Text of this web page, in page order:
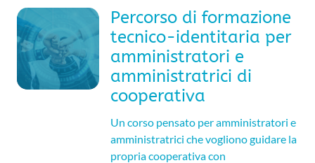
Percorso di formazione
tecnico-identitaria per
amministratori e
amministratrici di
cooperativa
Un corso pensato per amministratori e
amministratrici che vogliono guidare la
propria cooperativa con